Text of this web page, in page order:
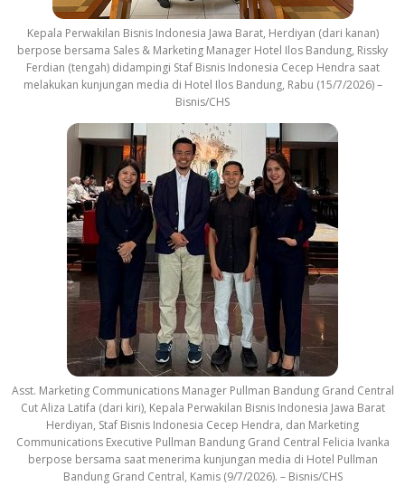
Kepala Perwakilan Bisnis Indonesia Jawa Barat, Herdiyan (dari kanan)
berpose bersama Sales & Marketing Manager Hotel Ilos Bandung, Rissky
Ferdian (tengah) didampingi Staf Bisnis Indonesia Cecep Hendra saat
melakukan kunjungan media di Hotel Ilos Bandung, Rabu (15/7/2026) –
Bisnis/CHS
Asst. Marketing Communications Manager Pullman Bandung Grand Central
Cut Aliza Latifa (dari kiri), Kepala Perwakilan Bisnis Indonesia Jawa Barat
Herdiyan, Staf Bisnis Indonesia Cecep Hendra, dan Marketing
Communications Executive Pullman Bandung Grand Central Felicia Ivanka
berpose bersama saat menerima kunjungan media di Hotel Pullman
Bandung Grand Central, Kamis (9/7/2026). – Bisnis/CHS